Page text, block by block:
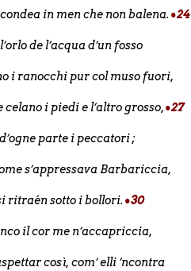
in men che non balena. •24
de l’acqua d’un fosso
i ranocchi pur col muso fuori,
celano i piedi e l’altro grosso,•27
parte i peccatori ;
s’appressava Barbariccia,
ritraén sotto i bollori. •30
il cor me n’accapriccia,
così, com’ elli ’ncontra